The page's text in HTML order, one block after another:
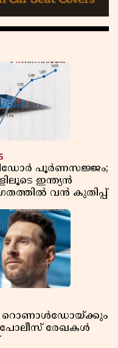
പൂർണസജ്ജം;
ഇന്ത്യൻ
വൻ കുതിപ്പ്
റൊണാൾഡോയ്ക്കും
പോലീസ് രേഖകൾ